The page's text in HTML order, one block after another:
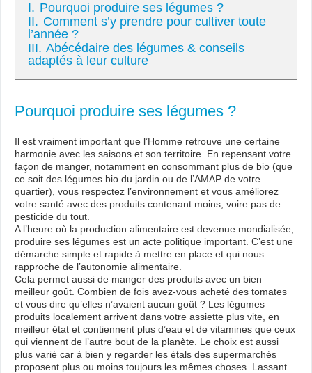
I. Pourquoi produire ses légumes ?
II. Comment s’y prendre pour cultiver toute
l’année ?
III. Abécédaire des légumes & conseils
adaptés à leur culture
Pourquoi produire ses légumes ?
Il est vraiment important que l’Homme retrouve une certaine
harmonie avec les saisons et son territoire. En repensant votre
façon de manger, notamment en consommant plus de bio (que
ce soit des légumes bio du jardin ou de l’AMAP de votre
quartier), vous respectez l’environnement et vous améliorez
votre santé avec des produits contenant moins, voire pas de
pesticide du tout.
A l’heure où la production alimentaire est devenue mondialisée,
produire ses légumes est un acte politique important. C’est une
démarche simple et rapide à mettre en place et qui nous
rapproche de l’autonomie alimentaire.
Cela permet aussi de manger des produits avec un bien
meilleur goût. Combien de fois avez-vous acheté des tomates
et vous dire qu’elles n’avaient aucun goût ? Les légumes
produits localement arrivent dans votre assiette plus vite, en
meilleur état et contiennent plus d’eau et de vitamines que ceux
qui viennent de l’autre bout de la planète. Le choix est aussi
plus varié car à bien y regarder les étals des supermarchés
proposent plus ou moins toujours les mêmes choses. Lassant